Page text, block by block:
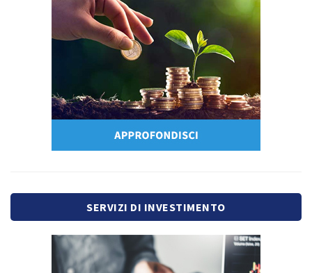
SERVIZI DI INVESTIMENTO